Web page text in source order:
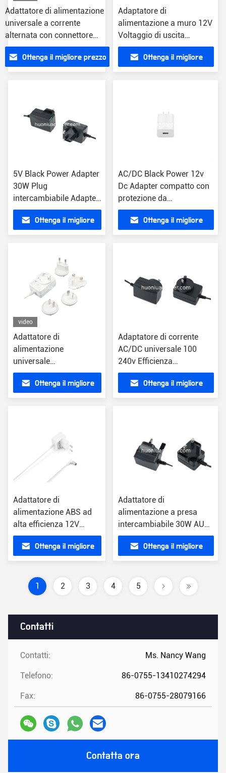
Contatti
Contatti: Ms. Nancy Wang
Telefono: 86-0755-13410274294
Fax: 86-0755-28079166
Contatta ora
Adattatore di alimentazione
universale a corrente
alternata con connettore
intercambiabile Maschio
nero
OD5.5mm*ID2.1mm*L10mm
Ottenga il migliore prezzo
Adaptatore di
alimentazione a muro 12V
Voltaggio di uscita
Modello compatto AC/DC
con corrente 1A
Ottenga il migliore
5V Black Power Adapter
30W Plug
intercambiabile Adapter
di connettore DC
maschileOttenga il migliore
AC/DC Black Power 12v
Dc Adapter compatto con
protezione da
sovraccarico Compatto a
muro 1AOttenga il migliore
video
Adattatore di
alimentazione
universale
intercambiabile da 30 W
con protezione
OCP/OVP
Ottenga il migliore
Adaptatore di corrente
AC/DC universale 100
240v Efficienza
caricabatterie Black Wall
Plug
Ottenga il migliore
Adattatore di
alimentazione ABS ad
alta efficienza 12V
AC/DC Protezione da
sovraccarico
Ottenga il migliore
Adattatore di
alimentazione a presa
intercambiabile 30W AU
UE USA Regno Unito
Ottenga il migliore
1 2 3 4 5